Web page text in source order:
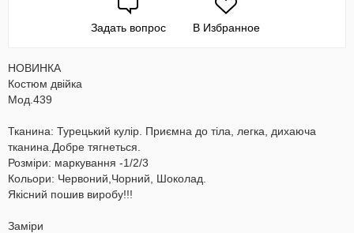
Задать вопрос В Избранное
НОВИНКА
Костюм двійка
Мод.439
Тканина: Турецький кулір. Приємна до тіла, легка, дихаюча
тканина.Добре тягнеться.
Розміри: маркування -1/2/3
Кольори: Червоний,Чорний, Шоколад.
Якісний пошив виробу!!!
Заміри